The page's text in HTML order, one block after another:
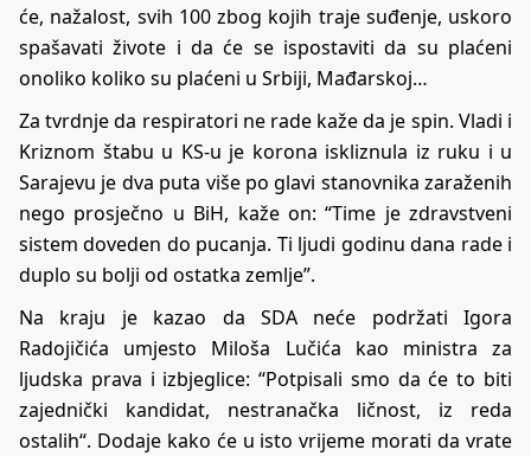
će, nažalost, svih 100 zbog kojih traje suđenje, uskoro
spašavati živote i da će se ispostaviti da su plaćeni
onoliko koliko su plaćeni u Srbiji, Mađarskoj…
Za tvrdnje da respiratori ne rade kaže da je spin. Vladi i
Kriznom štabu u KS-u je korona iskliznula iz ruku i u
Sarajevu je dva puta više po glavi stanovnika zaraženih
nego prosječno u BiH, kaže on: “Time je zdravstveni
sistem doveden do pucanja. Ti ljudi godinu dana rade i
duplo su bolji od ostatka zemlje”.
Na kraju je kazao da SDA neće podržati Igora
Radojičića umjesto Miloša Lučića kao ministra za
ljudska prava i izbjeglice: “Potpisali smo da će to biti
zajednički kandidat, nestranačka ličnost, iz reda
ostalih“. Dodaje kako će u isto vrijeme morati da vrate